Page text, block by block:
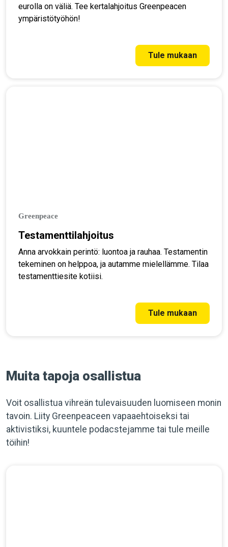
eurolla on väliä. Tee kertalahjoitus Greenpeacen
ympäristötyöhön!
Tule mukaan
Greenpeace
Testamenttilahjoitus
Anna arvokkain perintö: luontoa ja rauhaa. Testamentin
tekeminen on helppoa, ja autamme mielellämme. Tilaa
testamenttiesite kotiisi.
Tule mukaan
Muita tapoja osallistua
Voit osallistua vihreän tulevaisuuden luomiseen monin
tavoin. Liity Greenpeaceen vapaaehtoiseksi tai
aktivistiksi, kuuntele podacstejamme tai tule meille
töihin!